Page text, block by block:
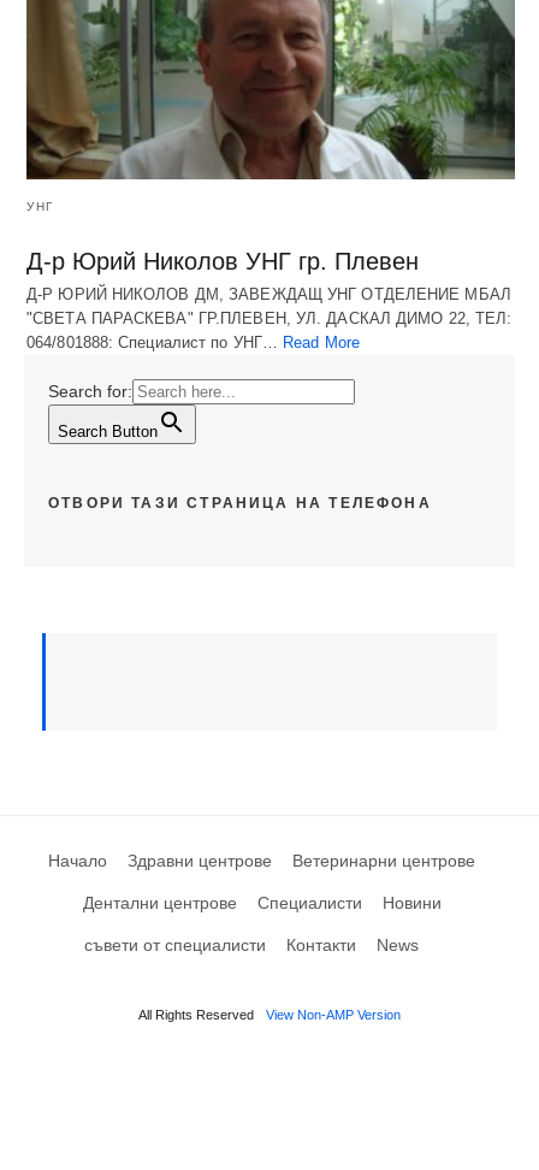
УНГ
Д-р Юрий Николов УНГ гр. Плевен
Д-Р ЮРИЙ НИКОЛОВ ДМ, ЗАВЕЖДАЩ УНГ ОТДЕЛЕНИЕ МБАЛ
"СВЕТА ПАРАСКЕВА" ГР.ПЛЕВЕН, УЛ. ДАСКАЛ ДИМО 22, ТЕЛ:
064/801888: Специалист по УНГ… Read More
Search for:
Search Button
ОТВОРИ ТАЗИ СТРАНИЦА НА ТЕЛЕФОНА
Начало Здравни центрове Ветеринарни центрове
Дентални центрове Специалисти Новини
съвети от специалисти Контакти News
All Rights Reserved View Non-AMP Version